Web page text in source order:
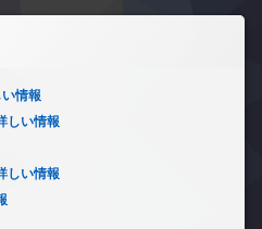
情報
しい情報
しい情報